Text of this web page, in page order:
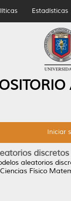
Estadísticas
Iniciar
aleatorios
Físico